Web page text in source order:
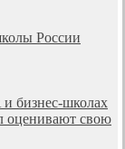
России
бизнес-школах
оценивают свою